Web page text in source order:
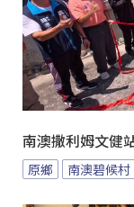
南澳撒利姆文健
原鄉 南澳碧候村